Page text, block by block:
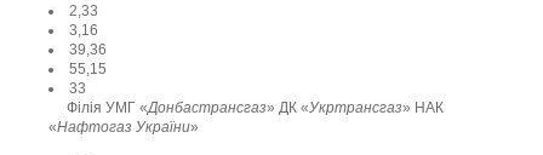
2,33
3,16
39,36
55,15
33
Філія УМГ «Донбастрансгаз» ДК «Укртрансгаз» НАК
«Нафтогаз України»